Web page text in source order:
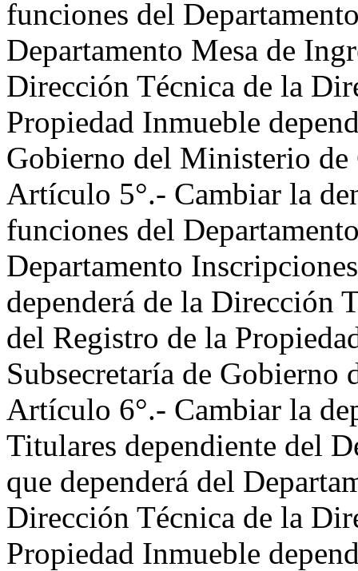
funciones del
Departamento Mesa de
Dirección Técnica de la
Propiedad Inmueble
Gobierno del Ministerio de
Artículo 5°.- Cambiar la
funciones del
Departamento
dependerá de la Dirección
del Registro de la
Subsecretaría de
Artículo 6°.- Cambiar la
Titulares dependiente del
que dependerá del
Dirección Técnica de la
Propiedad Inmueble